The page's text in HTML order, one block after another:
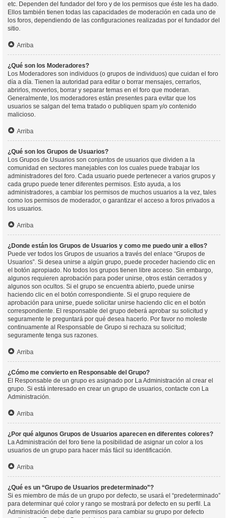
etc. Dependen del fundador del foro y de los permisos que éste les ha dado.
Ellos también tienen todas las capacidades de moderación en cada uno de
los foros, dependiendo de las configuraciones realizadas por el fundador del
sitio.
Arriba
¿Qué son los Moderadores?
Los Moderadores son individuos (o grupos de individuos) que cuidan el foro
día a día. Tienen la autoridad para editar o borrar mensajes, cerrarlos,
abrirlos, moverlos, borrar y separar temas en el foro que moderan.
Generalmente, los moderadores están presentes para evitar que los
usuarios se salgan del tema tratado o publiquen spam y/o contenido
malicioso.
Arriba
¿Qué son los Grupos de Usuarios?
Los Grupos de Usuarios son conjuntos de usuarios que dividen a la
comunidad en sectores manejables con los cuales puede trabajar los
administradores del foro. Cada usuario puede pertenecer a varios grupos y
cada grupo puede tener diferentes permisos. Esto ayuda, a los
administradores, a cambiar los permisos de muchos usuarios a la vez, tales
como los permisos de moderador, o garantizar el acceso a foros privados a
los usuarios.
Arriba
¿Donde están los Grupos de Usuarios y como me puedo unir a ellos?
Puede ver todos los Grupos de usuarios a través del enlace “Grupos de
Usuarios”. Si desea unirse a algún grupo, puede proceder haciendo clic en
el botón apropiado. No todos los grupos tienen libre acceso. Sin embargo,
algunos requieren aprobación para poder unirse, otros están cerrados y
algunos son ocultos. Si el grupo se encuentra abierto, puede unirse
haciendo clic en el botón correspondiente. Si el grupo requiere de
aprobación para unirse, puede solicitar unirse haciendo clic en el botón
correspondiente. El responsable del grupo deberá aprobar su solicitud y
seguramente le preguntará por qué desea hacerlo. Por favor no moleste
continuamente al Responsable de Grupo si rechaza su solicitud;
seguramente tenga sus razones.
Arriba
¿Cómo me convierto en Responsable del Grupo?
El Responsable de un grupo es asignado por La Administración al crear el
grupo. Si está interesado en crear un grupo de usuarios, contacte con La
Administración.
Arriba
¿Por qué algunos Grupos de Usuarios aparecen en diferentes colores?
La Administración del foro tiene la posibilidad de asignar un color a los
usuarios de un grupo para hacer más fácil su identificación.
Arriba
¿Qué es un “Grupo de Usuarios predeterminado”?
Si es miembro de más de un grupo por defecto, se usará el “predeterminado”
para determinar qué color y rango se mostrará por defecto en su perfil. La
Administración debe darle permisos para cambiar su grupo por defecto